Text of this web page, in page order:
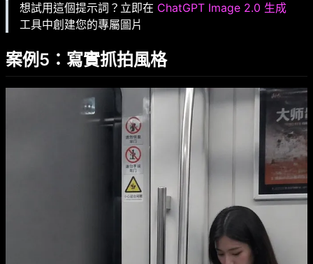
想試用這個提示詞？立即在 ChatGPT Image 2.0 生成
工具中創建您的專屬圖片
案例5：寫實抓拍風格